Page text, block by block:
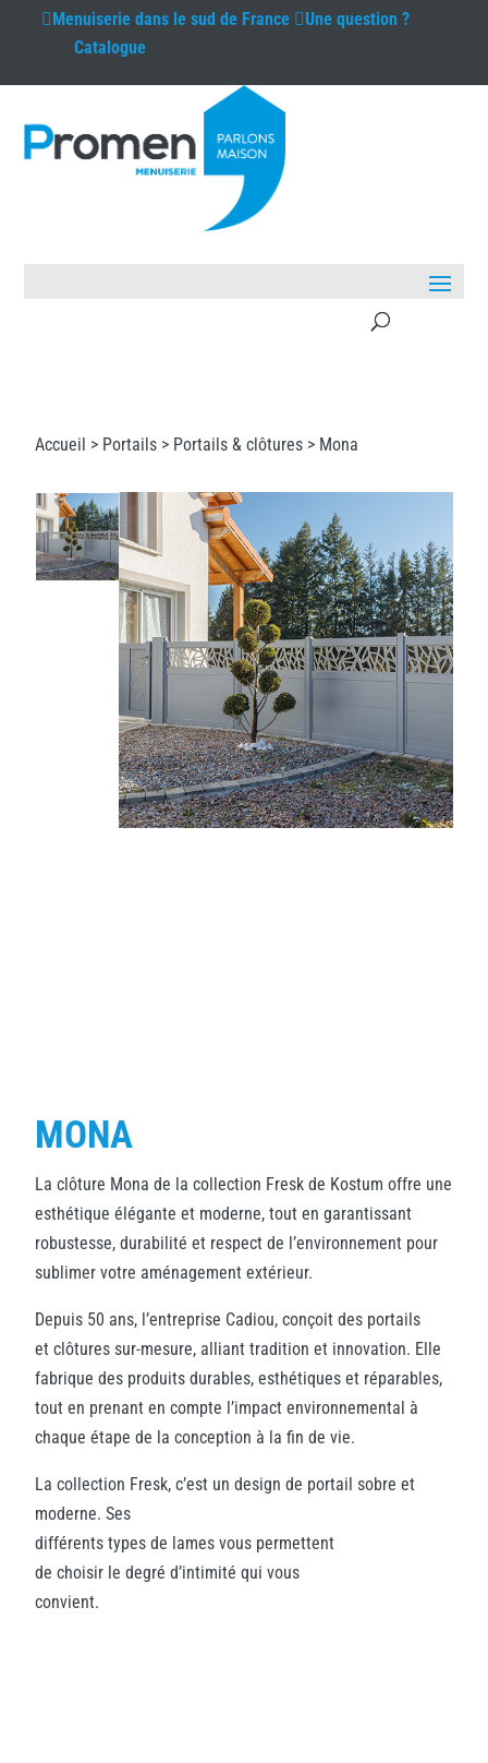
Menuiseriedans le sud de France
Une question ?
Catalogue
Accueil > Portails > Portails & clôtures > Mona
MONA
La clôture Mona de la collection Fresk de Kostum offre une
esthétique élégante et moderne, tout en garantissant
robustesse, durabilité et respect de l’environnement pour
sublimer votre aménagement extérieur.
Depuis 50 ans, l’entreprise Cadiou, conçoit des portails
et clôtures sur-mesure, alliant tradition et innovation. Elle
fabrique des produits durables, esthétiques et réparables,
tout en prenant en compte l’impact environnemental à
chaque étape de la conception à la fin de vie.
La collection Fresk, c’est un design de portail sobre et
moderne. Ses
différents types de lames vous permettent
de choisir le degré d’intimité qui vous
convient.